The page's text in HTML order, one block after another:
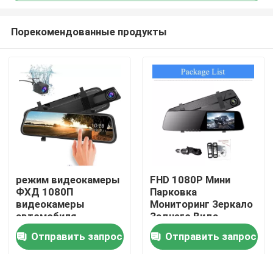
О Компании
Контакты
Порекомендованные продукты
режим видеокамеры
ФХД 1080П
видеокамеры
автомобиля
голосового
управления 32ГБ
Отправить запрос
FHD 1080P Мини
Парковка
Мониторинг Зеркало
Заднего Вида
Автомобильный
Регистратор
Отправить запрос